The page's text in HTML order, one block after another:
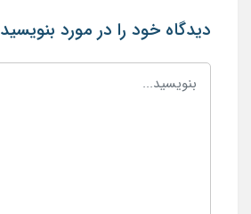
دیدگاه خود را در مورد بنویسید